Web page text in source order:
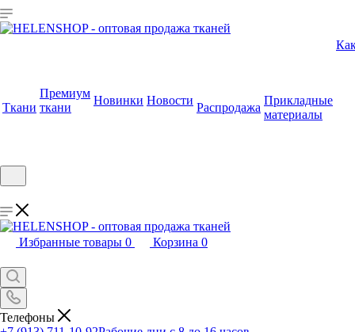
Ткани
Премиум
ткани
Новинки Новости
Распродажа
Прикладные
материалы
Избранные товары 0 Корзина 0
Телефоны